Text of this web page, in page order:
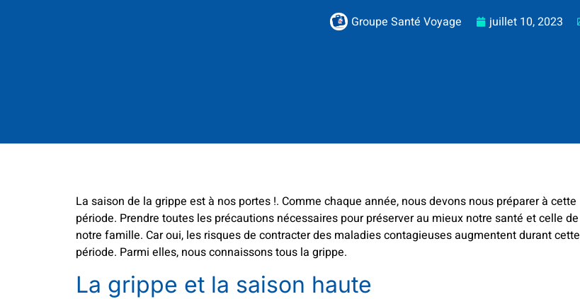
Groupe Santé Voyage juillet 10, 2023
La saison de la grippe est à nos portes !. Comme chaque année, nous devons nous préparer à cette
période. Prendre toutes les précautions nécessaires pour préserver au mieux notre santé et celle de
notre famille. Car oui, les risques de contracter des maladies contagieuses augmentent durant cette
période. Parmi elles, nous connaissons tous la grippe.
La grippe et la saison haute